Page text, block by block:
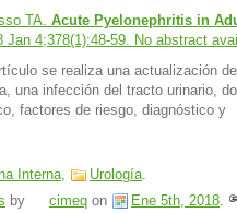
TA. Acute Pyelonephritis in
Jan 4;378(1):48-59. No abstract
se realiza una actualización
una infección del tracto urinario,
factores de riesgo, diagnóstico y
Interna, Urología.
by cimeq on Ene 5th, 2018.